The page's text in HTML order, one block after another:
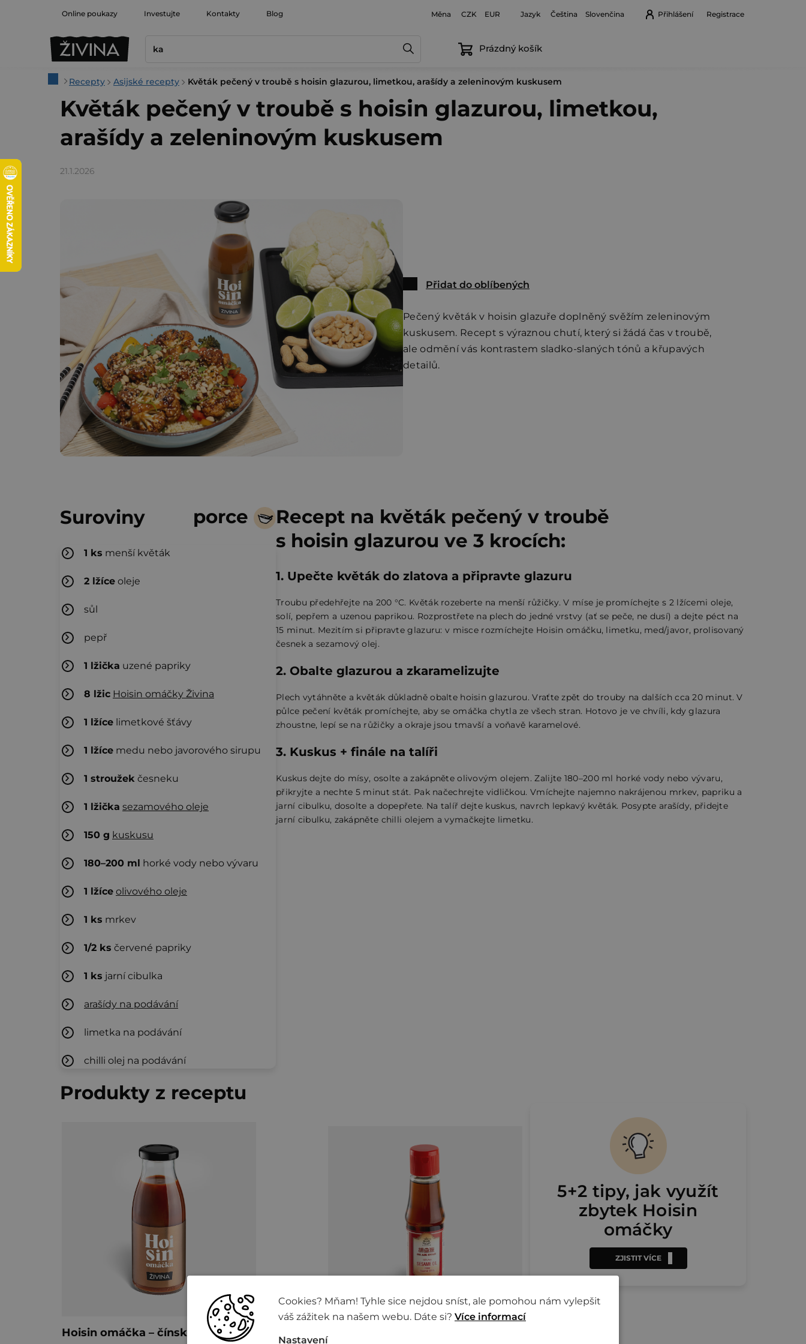
Online poukazy Investujte Kontakty Blog Měna CZK EUR Jazyk Čeština Slovenčina Přihlášení Registrace
Nákupní
Prázdný košík
DomůRecepty Asijské recepty Květák pečený v troubě s hoisin glazurou, limetkou, arašídy a zeleninovým kuskusem
Květák pečený v troubě s hoisin glazurou, limetkou,
arašídy a zeleninovým kuskusem
21.1.2026
Přidat do oblíbených
Pečený květák v hoisin glazuře doplněný svěžím zeleninovým
kuskusem. Recept s výraznou chutí, který si žádá čas v troubě,
ale odmění vás kontrastem sladko-slaných tónů a křupavých
detailů.
Suroviny porce
1 ks menší květák
2 lžíce oleje
sůl
pepř
1 lžička uzené papriky
8 lžic Hoisin omáčky Živina
1 lžíce limetkové šťávy
1 lžíce medu nebo javorového sirupu
1 stroužek česneku
1 lžička sezamového oleje
150 g kuskusu
180–200 ml horké vody nebo vývaru
1 lžíce olivového oleje
1 ks mrkev
1/2 ks červené papriky
1 ks jarní cibulka
arašídy na podávání
limetka na podávání
chilli olej na podávání
Recept na květák pečený v troubě
s hoisin glazurou ve 3 krocích:
1. Upečte květák do zlatova a připravte glazuru
Troubu předehřejte na 200 °C. Květák rozeberte na menší růžičky. V míse je promíchejte s 2 lžícemi oleje,
solí, pepřem a uzenou paprikou. Rozprostřete na plech do jedné vrstvy (ať se peče, ne dusí) a dejte péct na
15 minut. Mezitím si připravte glazuru: v misce rozmíchejte Hoisin omáčku, limetku, med/javor, prolisovaný
česnek a sezamový olej.
2. Obalte glazurou a zkaramelizujte
Plech vytáhněte a květák důkladně obalte hoisin glazurou. Vraťte zpět do trouby na dalších cca 20 minut. V
půlce pečení květák promíchejte, aby se omáčka chytla ze všech stran. Hotovo je ve chvíli, kdy glazura
zhoustne, lepí se na růžičky a okraje jsou tmavší a voňavě karamelové.
3. Kuskus + finále na talíři
Kuskus dejte do mísy, osolte a zakápněte olivovým olejem. Zalijte 180–200 ml horké vody nebo vývaru,
přikryjte a nechte 5 minut stát. Pak načechrejte vidličkou. Vmíchejte najemno nakrájenou mrkev, papriku a
jarní cibulku, dosolte a dopepřete. Na talíř dejte kuskus, navrch lepkavý květák. Posypte arašídy, přidejte
jarní cibulku, zakápněte chilli olejem a vymačkejte limetku.
Produkty z receptu
5+2 tipy, jak využít
zbytek Hoisin
omáčky
ZJISTIT VÍCE
Cookies? Mňam! Tyhle sice nejdou sníst, ale pomohou nám vylepšit
váš zážitek na našem webu. Dáte si? Více informací
Nastavení